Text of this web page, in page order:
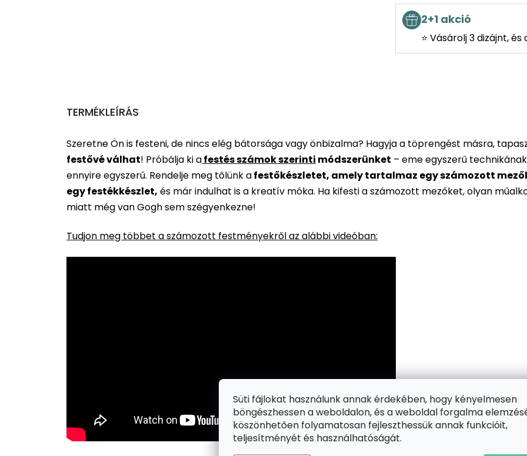
Süti fájlokat használunk annak érdekében, hogy kényelmesen
böngészhessen a weboldalon, és a weboldal forgalma
köszönhetően folyamatosan fejleszthessük annak funkcióit,
teljesítményét és használhatóságát.
2+1 akció
⭐ Vásárolj 3 dizájnt,
TERMÉKLEÍRÁS
Szeretne Ön is festeni, de nincs elég bátorsága vagy önbizalma? Hagyja a töprengést másra,
festővé válhat! Próbálja ki afestés számok szerinti módszerünket – eme egyszerű
ennyire egyszerű. Rendelje meg tőlünk afestőkészletet, amely tartalmaz egy számozott
egy festékkészlet, és már indulhat is a kreatív móka. Ha kifesti a számozott mezőket, olyan
miatt még van Gogh sem szégyenkezne!
Tudjon meg többet a számozott festményekről az alábbi videóban: